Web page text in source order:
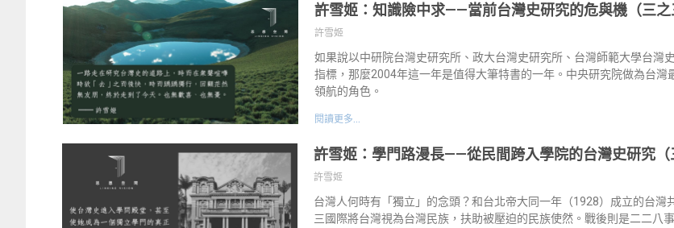
許雪姬：知識險中求——當前台灣史研究的危與機（三之
許雪姬
如果說以中研院台灣史研究所、政大台灣史研究所、台灣師範大學台灣
指標，那麼2004年這一年是值得大筆特書的一年。中央研究院做為台
領航的角色。
閱讀更多...
許雪姬：學門路漫長——從民間跨入學院的台灣史研究（
許雪姬
台灣人何時有「獨立」的念頭？和台北帝大同一年（1928）成立的台灣
三國際將台灣視為台灣民族，扶助被壓迫的民族使然。戰後則是二二八